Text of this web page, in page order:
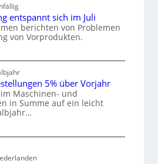
g
z
a
u
h
entspannt sich im Juli
berichten von Problemen
von Vorprodukten.
5% über Vorjahr
Maschinen- und
in Summe auf ein leicht